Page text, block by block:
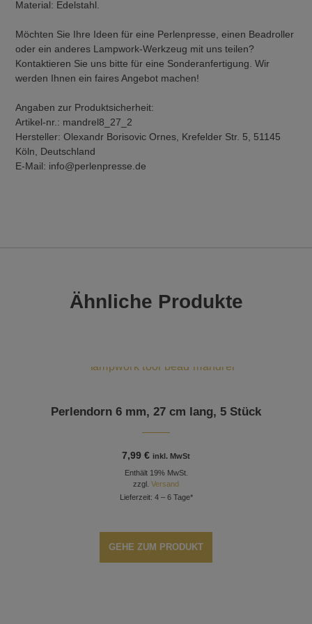
Material: Edelstahl.
Möchten Sie Ihre Ideen für eine Perlenpresse, einen Beadroller
oder ein anderes Lampwork-Werkzeug mit uns teilen?
Kontaktieren Sie uns bitte für eine Sonderanfertigung. Wir
werden Ihnen ein faires Angebot machen!
Angaben zur Produktsicherheit:
Artikel-nr.: mandrel8_27_2
Hersteller: Olexandr Borisovic Ornes, Krefelder Str. 5, 51145
Köln, Deutschland
E-Mail: info@perlenpresse.de
Ähnliche Produkte
Perlendorn 6 mm, 27 cm lang, 5 Stück
7,99€ inkl. MwSt
Enthält 19% MwSt.
zzgl.Versand
Lieferzeit: 4 – 6 Tage*
GEHE ZUM PRODUKT